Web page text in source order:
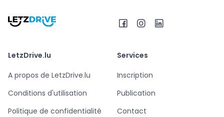
LetzDrive.lu
A propos de LetzDrive.lu
Conditions d'utilisation
Politique de confidentialité
Services
Inscription
Publication
Contact